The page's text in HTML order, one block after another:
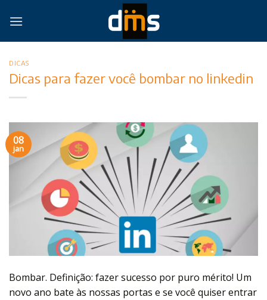
DICAS
Dicas para fazer você bombar no linkedin
08
jan
Bombar. Definição: fazer sucesso por puro mérito! Um
novo ano bate às nossas portas e se você quiser entrar